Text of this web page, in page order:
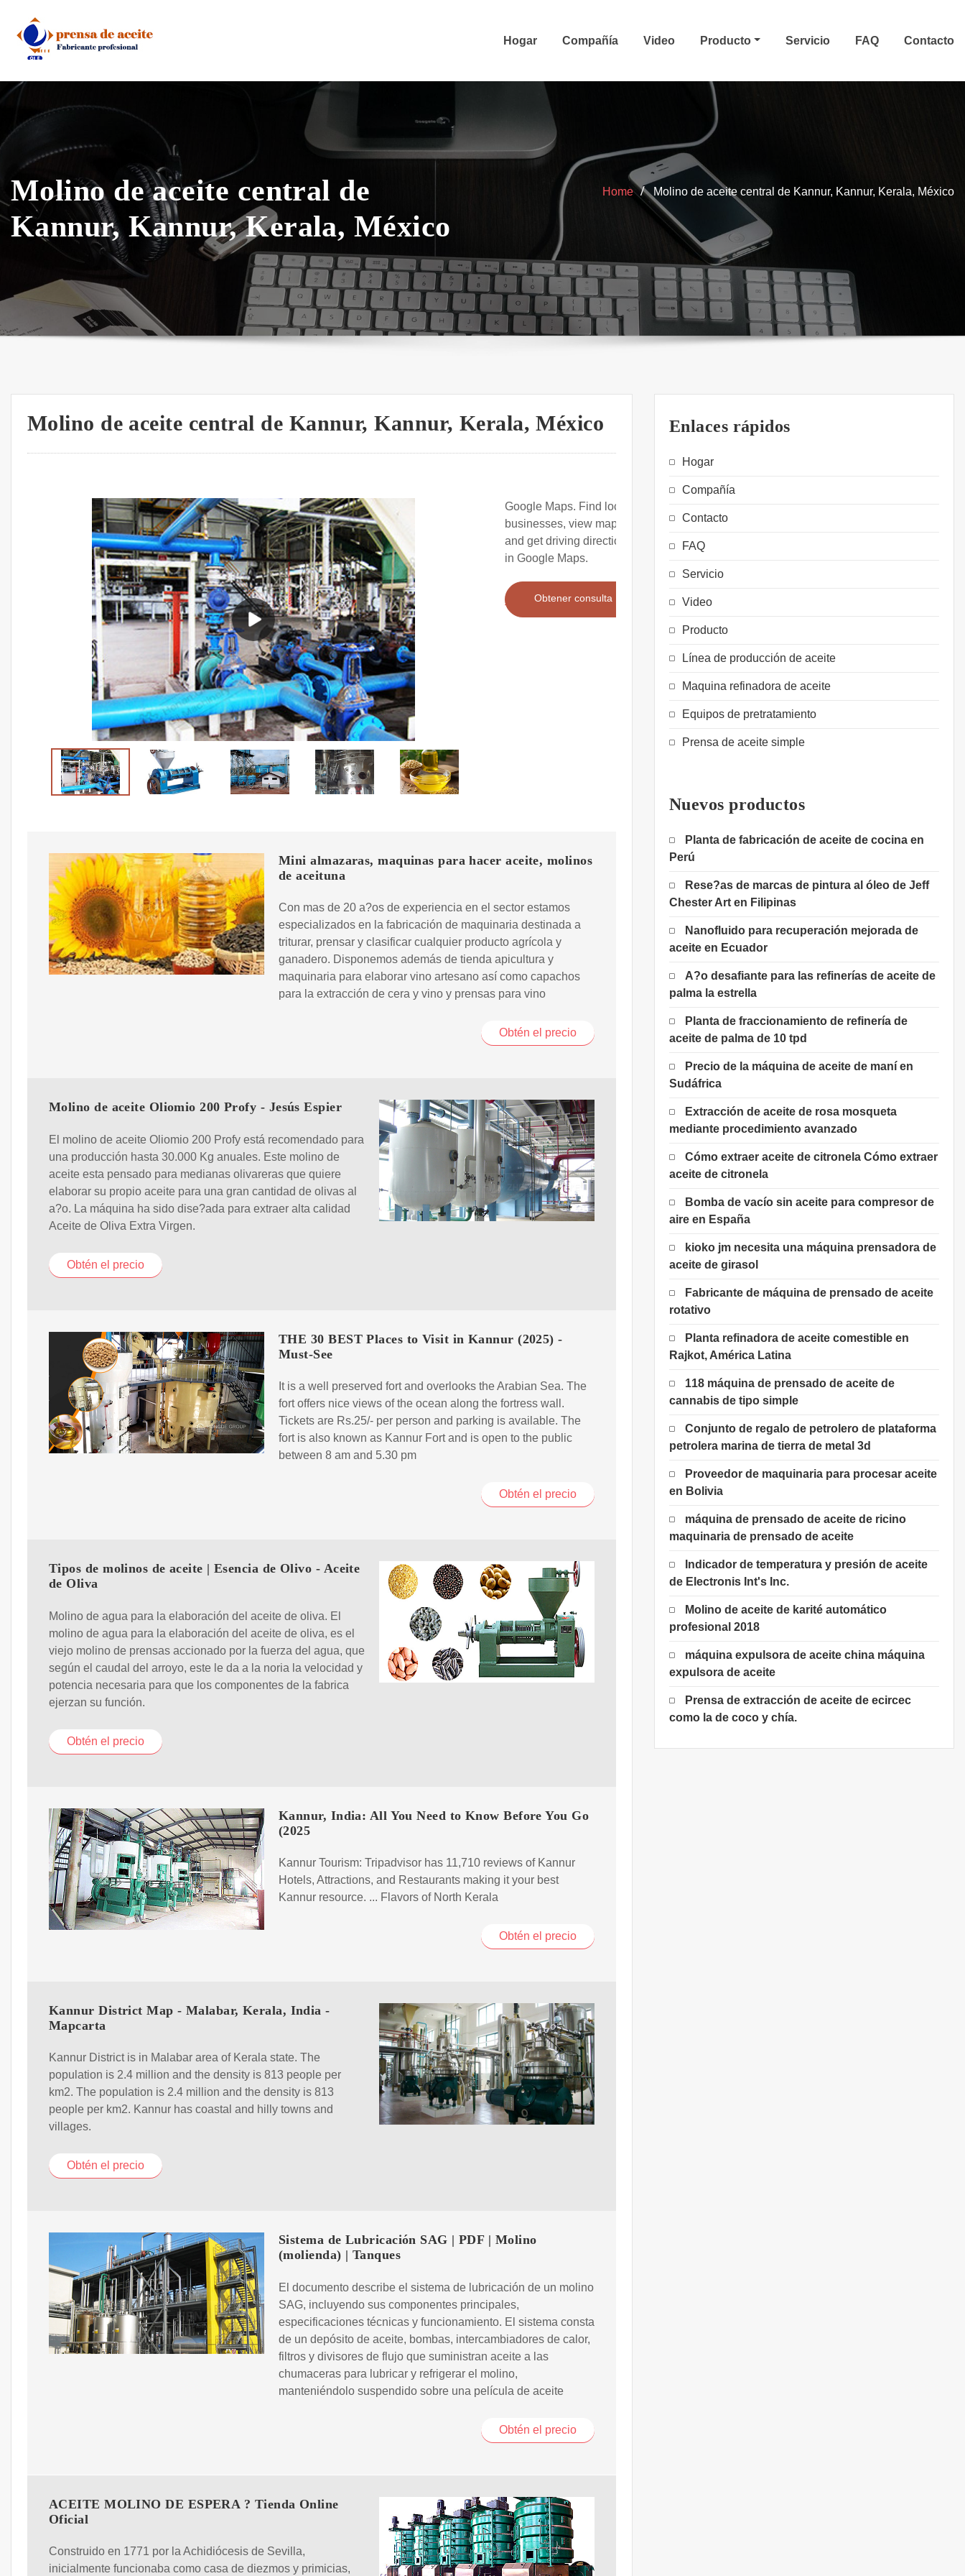
content
Hogar Compañía Video Producto Servicio FAQ Contacto
Molino de aceite central de
Kannur, Kannur, Kerala, México
Home Molino de aceite central de Kannur, Kannur, Kerala, México
Molino de aceite central de Kannur, Kannur, Kerala, México
Google Maps. Find local
businesses, view maps
and get driving directions
in Google Maps.
Obtener consulta
Mini almazaras, maquinas para hacer aceite, molinos
de aceituna
Con mas de 20 a?os de experiencia en el sector estamos
especializados en la fabricación de maquinaria destinada a
triturar, prensar y clasificar cualquier producto agrícola y
ganadero. Disponemos además de tienda apicultura y
maquinaria para elaborar vino artesano así como capachos
para la extracción de cera y vino y prensas para vino
Obtén el precio
Molino de aceite Oliomio 200 Profy - Jesús Espier
El molino de aceite Oliomio 200 Profy está recomendado para
una producción hasta 30.000 Kg anuales. Este molino de
aceite esta pensado para medianas olivareras que quiere
elaborar su propio aceite para una gran cantidad de olivas al
a?o. La máquina ha sido dise?ada para extraer alta calidad
Aceite de Oliva Extra Virgen.
Obtén el precio
THE 30 BEST Places to Visit in Kannur (2025) -
Must-See
It is a well preserved fort and overlooks the Arabian Sea. The
fort offers nice views of the ocean along the fortress wall.
Tickets are Rs.25/- per person and parking is available. The
fort is also known as Kannur Fort and is open to the public
between 8 am and 5.30 pm
Obtén el precio
Tipos de molinos de aceite | Esencia de Olivo - Aceite
de Oliva
Molino de agua para la elaboración del aceite de oliva. El
molino de agua para la elaboración del aceite de oliva, es el
viejo molino de prensas accionado por la fuerza del agua, que
según el caudal del arroyo, este le da a la noria la velocidad y
potencia necesaria para que los componentes de la fabrica
ejerzan su función.
Obtén el precio
Kannur, India: All You Need to Know Before You Go
(2025
Kannur Tourism: Tripadvisor has 11,710 reviews of Kannur
Hotels, Attractions, and Restaurants making it your best
Kannur resource. ... Flavors of North Kerala
Obtén el precio
Kannur District Map - Malabar, Kerala, India -
Mapcarta
Kannur District is in Malabar area of Kerala state. The
population is 2.4 million and the density is 813 people per
km2. The population is 2.4 million and the density is 813
people per km2. Kannur has coastal and hilly towns and
villages.
Obtén el precio
Sistema de Lubricación SAG | PDF | Molino
(molienda) | Tanques
El documento describe el sistema de lubricación de un molino
SAG, incluyendo sus componentes principales,
especificaciones técnicas y funcionamiento. El sistema consta
de un depósito de aceite, bombas, intercambiadores de calor,
filtros y divisores de flujo que suministran aceite a las
chumaceras para lubricar y refrigerar el molino,
manteniéndolo suspendido sobre una película de aceite
Obtén el precio
ACEITE MOLINO DE ESPERA ? Tienda Online
Oficial
Construido en 1771 por la Achidiócesis de Sevilla,
inicialmente funcionaba como casa de diezmos y primicias,
Enlaces rápidos
Hogar
Compañía
Contacto
FAQ
Servicio
Video
Producto
Línea de producción de aceite
Maquina refinadora de aceite
Equipos de pretratamiento
Prensa de aceite simple
Nuevos productos
Planta de fabricación de aceite de cocina en
Perú
Rese?as de marcas de pintura al óleo de Jeff
Chester Art en Filipinas
Nanofluido para recuperación mejorada de
aceite en Ecuador
A?o desafiante para las refinerías de aceite de
palma la estrella
Planta de fraccionamiento de refinería de
aceite de palma de 10 tpd
Precio de la máquina de aceite de maní en
Sudáfrica
Extracción de aceite de rosa mosqueta
mediante procedimiento avanzado
Cómo extraer aceite de citronela Cómo extraer
aceite de citronela
Bomba de vacío sin aceite para compresor de
aire en España
kioko jm necesita una máquina prensadora de
aceite de girasol
Fabricante de máquina de prensado de aceite
rotativo
Planta refinadora de aceite comestible en
Rajkot, América Latina
118 máquina de prensado de aceite de
cannabis de tipo simple
Conjunto de regalo de petrolero de plataforma
petrolera marina de tierra de metal 3d
Proveedor de maquinaria para procesar aceite
en Bolivia
máquina de prensado de aceite de ricino
maquinaria de prensado de aceite
Indicador de temperatura y presión de aceite
de Electronis Int's Inc.
Molino de aceite de karité automático
profesional 2018
máquina expulsora de aceite china máquina
expulsora de aceite
Prensa de extracción de aceite de ecircec
como la de coco y chía.